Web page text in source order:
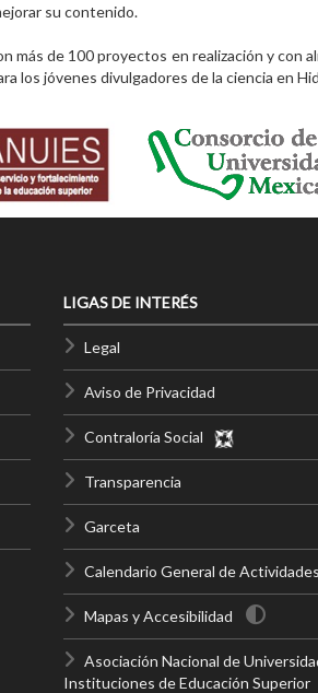
su contenido.
más de 100 proyectos en realización y con
los jóvenes divulgadores de la ciencia en
LIGAS DE INTERÉS
Legal
Aviso de Privacidad
Contraloría Social
Transparencia
Garceta
Calendario General de Actividades
Mapas y Accesibilidad
Asociación Nacional de
Instituciones de Educación Superior